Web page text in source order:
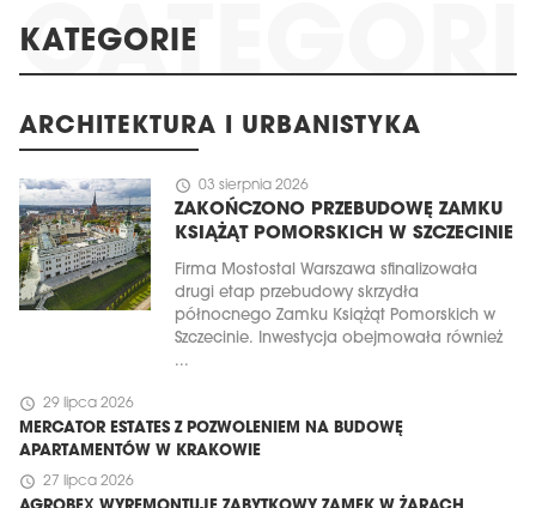
KATEGORIE
ARCHITEKTURA I URBANISTYKA
schedule 03 sierpnia 2026
ZAKOŃCZONO PRZEBUDOWĘ ZAMKU
KSIĄŻĄT POMORSKICH W SZCZECINIE
Firma Mostostal Warszawa sfinalizowała
drugi etap przebudowy skrzydła
północnego Zamku Książąt Pomorskich w
Szczecinie. Inwestycja obejmowała również
...
schedule 29 lipca 2026
MERCATOR ESTATES Z POZWOLENIEM NA BUDOWĘ
APARTAMENTÓW W KRAKOWIE
schedule 27 lipca 2026